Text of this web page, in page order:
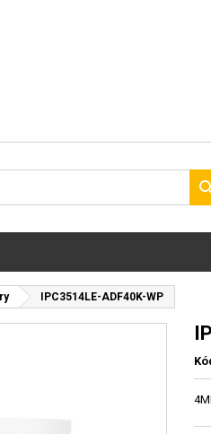
IPC3514LE-ADF40K-WP